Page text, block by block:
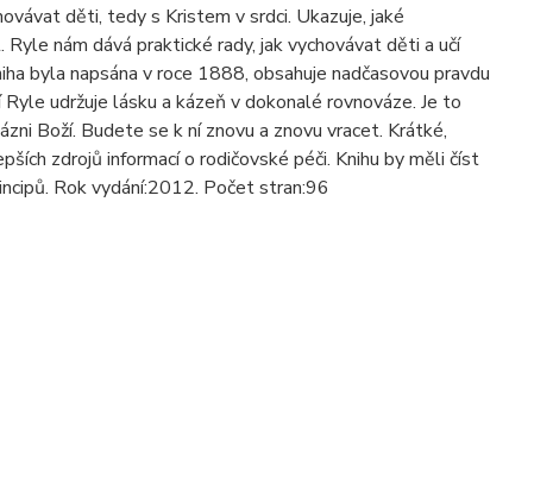
děti, tedy s Kristem v srdci. Ukazuje, jaké
nám dává praktické rady, jak vychovávat děti a učí
byla napsána v roce 1888, obsahuje nadčasovou pravdu
udržuje lásku a kázeň v dokonalé rovnováze. Je to
Boží. Budete se k ní znovu a znovu vracet. Krátké,
zdrojů informací o rodičovské péči. Knihu by měli číst
Rok vydání:2012. Počet stran:96